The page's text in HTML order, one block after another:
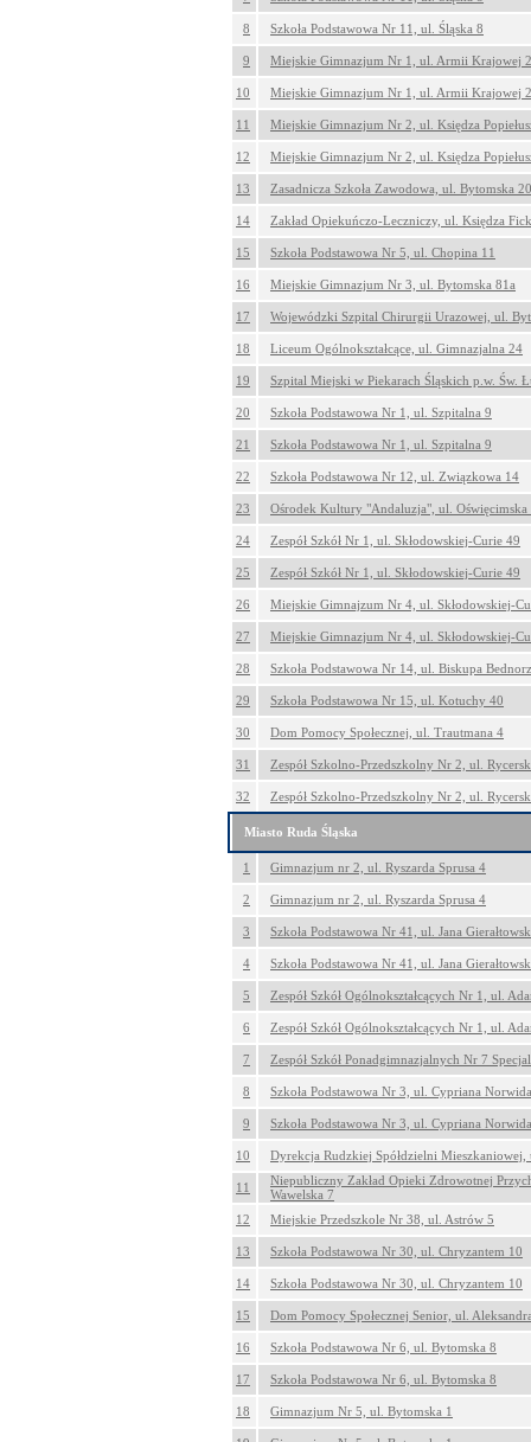
8 Szkoła Podstawowa Nr 11, ul. Śląska 8
9 Miejskie Gimnazjum Nr 1, ul. Armii Krajowej 2
10 Miejskie Gimnazjum Nr 1, ul. Armii Krajowej 2
11 Miejskie Gimnazjum Nr 2, ul. Księdza
12 Miejskie Gimnazjum Nr 2, ul. Księdza
13 Zasadnicza Szkoła Zawodowa, ul. Bytomska
14 Zakład Opiekuńczo-Leczniczy, ul. Księdza
15 Szkoła Podstawowa Nr 5, ul. Chopina 11
16 Miejskie Gimnazjum Nr 3, ul. Bytomska 81a
17 Wojewódzki Szpital Chirurgii Urazowej, ul.
18 Liceum Ogólnokształcące, ul. Gimnazjalna 24
19 Szpital Miejski w Piekarach Śląskich p.w. Św.
20 Szkoła Podstawowa Nr 1, ul. Szpitalna 9
21 Szkoła Podstawowa Nr 1, ul. Szpitalna 9
22 Szkoła Podstawowa Nr 12, ul. Związkowa 14
23 Ośrodek Kultury "Andaluzja", ul. Oświęcimska
24 Zespół Szkół Nr 1, ul. Skłodowskiej-Curie 49
25 Zespół Szkół Nr 1, ul. Skłodowskiej-Curie 49
26 Miejskie Gimnajzum Nr 4, ul. Skłodowskiej-
27 Miejskie Gimnazjum Nr 4, ul. Skłodowskiej-
28 Szkoła Podstawowa Nr 14, ul. Biskupa
29 Szkoła Podstawowa Nr 15, ul. Kotuchy 40
30 Dom Pomocy Społecznej, ul. Trautmana 4
31 Zespół Szkolno-Przedszkolny Nr 2, ul.
32 Zespół Szkolno-Przedszkolny Nr 2, ul.
Miasto Ruda Śląska
1 Gimnazjum nr 2, ul. Ryszarda Sprusa 4
2 Gimnazjum nr 2, ul. Ryszarda Sprusa 4
3 Szkoła Podstawowa Nr 41, ul. Jana
4 Szkoła Podstawowa Nr 41, ul. Jana
5 Zespół Szkół Ogólnokształcących Nr 1, ul.
6 Zespół Szkół Ogólnokształcących Nr 1, ul.
7 Zespół Szkół Ponadgimnazjalnych Nr 7
8 Szkoła Podstawowa Nr 3, ul. Cypriana
9 Szkoła Podstawowa Nr 3, ul. Cypriana
10 Dyrekcja Rudzkiej Spółdzielni
11
Niepubliczny Zakład Opieki Zdrowotnej
Wawelska 7
12
Miejskie Przedszkole Nr 38, ul. Astrów 5
13 Szkoła Podstawowa Nr 30, ul. Chryzantem 10
14 Szkoła Podstawowa Nr 30, ul. Chryzantem 10
15 Dom Pomocy Społecznej Senior, ul.
16 Szkoła Podstawowa Nr 6, ul. Bytomska 8
17 Szkoła Podstawowa Nr 6, ul. Bytomska 8
18 Gimnazjum Nr 5, ul. Bytomska 1